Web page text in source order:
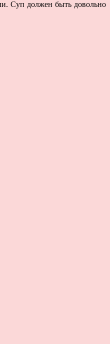
Суп должен быть довольно